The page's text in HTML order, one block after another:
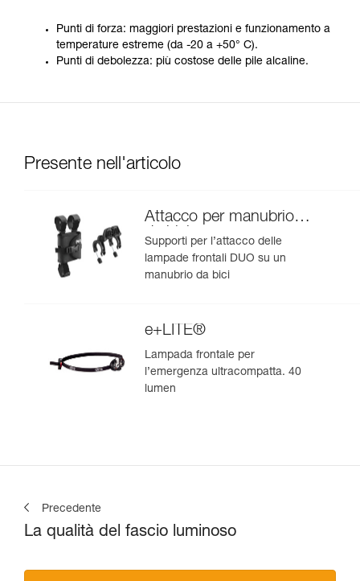
Punti di forza: maggiori prestazioni e funzionamento a
temperature estreme (da -20 a +50° C).
Punti di debolezza: più costose delle pile alcaline.
Presente nell'articolo
Attacco per manubrio
da bici
Supporti per l’attacco delle
lampade frontali DUO su un
manubrio da bici
e+LITE®
Lampada frontale per
l’emergenza ultracompatta. 40
lumen
Precedente
La qualità del fascio luminoso